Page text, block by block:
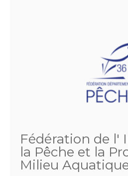
Fédération de l'
la Pêche et la
Milieu